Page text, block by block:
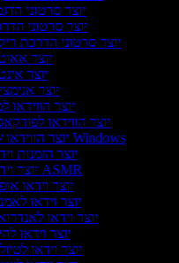
יוצר סרטוני
יוצר סרטוני
יוצר סרטוני הדרכת
יוצר
יוצר
יוצר
יוצר הווידאו
יוצר הווידאו
יוצר הווידאו של Windows
יוצר הזמנות
יוצר וידאו ASMR
יוצר וידאו
יוצר וידאו
יוצר וידאו
יוצר וידאו
יוצר וידאו